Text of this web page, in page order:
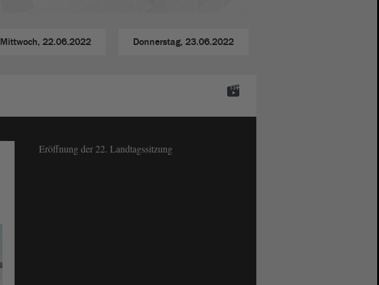
Mittwoch, 22.06.2022 Donnerstag, 23.06.2022
Eröffnung der 22. Landtagssitzung